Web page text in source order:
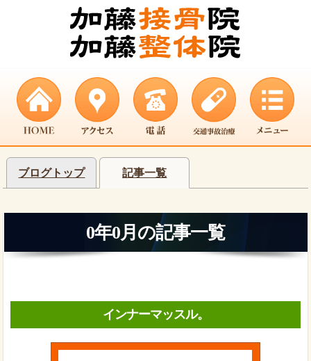
ブログトップ 記事一覧
0年0月の記事一覧
インナーマッスル。